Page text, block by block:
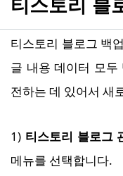
티스토리 블
티스토리 블로그 백
글 내용 데이터 모두
전하는 데 있어서 새
1) 티스토리 블로그
메뉴를 선택합니다.